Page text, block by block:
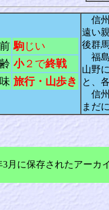
駒 じい
小２で終戦
旅行・山歩き
信州
遠い
後群
福島
山野
と、
信州
まだ
3月に保存されたアー